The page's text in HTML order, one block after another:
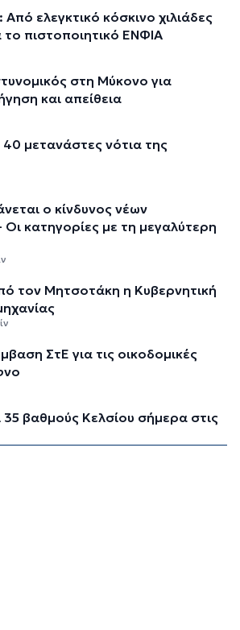
ελεγκτικό κόσκινο χιλιάδες
το πιστοποιητικό ΕΝΦΙΑ
στη Μύκονο για
και απείθεια
μετανάστες νότια της
ο κίνδυνος νέων
κατηγορίες με τη μεγαλύτερη
τον Μητσοτάκη η Κυβερνητική
ΣτΕ για τις οικοδομικές
βαθμούς Κελσίου σήμερα στις